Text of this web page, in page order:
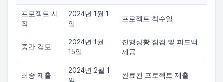
프로젝트 시
작
2024년 1월 1
일
프로젝트 착수일
중간 검토
2024년 1월
15일
진행상황 점검 및 피드백
제공
최종 제출
2024년 2월 1
일
완료된 프로젝트 제출